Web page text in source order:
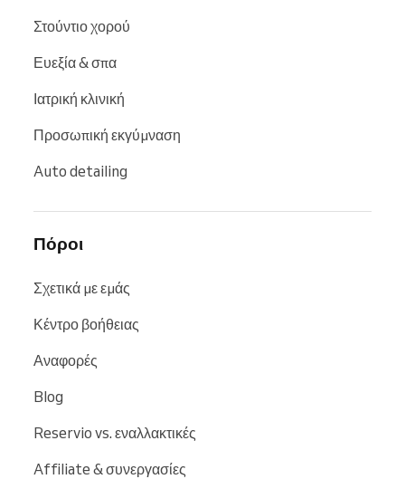
Στούντιο χορού
Ευεξία & σπα
Ιατρική κλινική
Προσωπική εκγύμναση
Auto detailing
Πόροι
Σχετικά με εμάς
Κέντρο βοήθειας
Αναφορές
Blog
Reservio vs. εναλλακτικές
Affiliate & συνεργασίες